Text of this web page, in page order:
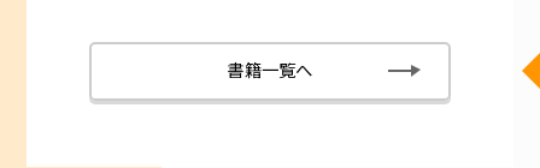
書籍一覧へ